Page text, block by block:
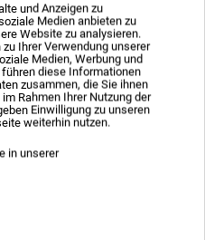
und Anzeigen zu
Medien anbieten zu
Website zu analysieren.
Ihrer Verwendung unserer
Medien, Werbung und
diese Informationen
zusammen, die Sie ihnen
Rahmen Ihrer Nutzung der
Einwilligung zu unseren
weiterhin nutzen.
in unserer